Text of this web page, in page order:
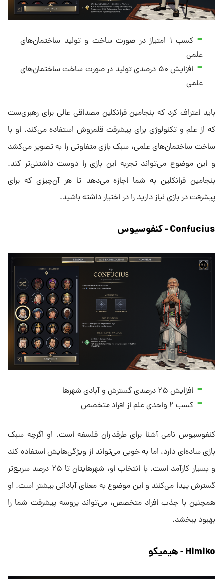
کسب ۱ امتیاز در صورت ساخت و تولید ساختمان‌های
علمی
افزایش ۵۰ درصدی تولید در صورت ساخت ساختمان‌های
علمی
باید اعتراف کرد که بنجامین فرانکلین مصداقی عالی برای رهبری‌ست
که از علم و تکنولوژی برای پیشرفت قلمروش استفاده می‌کند. او با
ساخت ساختمان‌های علمی، سبک بازی متفاوتی را به تصویر می‌کشد
و این موضوع می‌تواند تجربه این بازی را دوست داشتنی‌تر کند.
بنجامین فرانکلین به شما اجازه می‌دهد تا هر آن‌چیزی که برای
پیشرفت در بازی نیاز دارید را در اختیار داشته باشید.
Confucius - کنفوسیوس
افزایش ۲۵ درصدی گسترش و آبادی شهرها
کسب ۲ واحدی علم از افراد متخصص
کنفوسیوس نامی آشنا برای طرفداران فلسفه است. او اگرچه سبک
بازی ساده‌ای دارد، اما به خوبی می‌تواند از ویژگی‌هایش استفاده کند
و بسیار کارآمد است. با انتخاب او، شهرهایتان تا ۲۵ درصد سریع‌تر
گسترش پیدا می‌کنند و این موضوع به معنای آبادانی بیشتر است. او
همچنین با جذب افراد متخصص، می‌تواند پروسه پیشرفت شما را
بهبود ببخشد.
Himiko - هیمیکو